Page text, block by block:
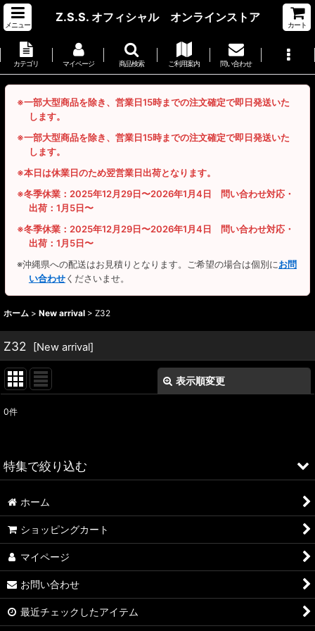
メニュー
Z.S.S. オフィシャル オンラインストア
カート
カテゴリ マイページ 商品検索 ご利用案内 問い合わせ
※一部大型商品を除き、営業日15時までの注文確定で即日発送いた
します。
※一部大型商品を除き、営業日15時までの注文確定で即日発送いた
します。
※本日は休業日のため翌営業日出荷となります。
※冬季休業：2025年12月29日〜2026年1月4日 問い合わせ対応・
出荷：1月5日〜
※冬季休業：2025年12月29日〜2026年1月4日 問い合わせ対応・
出荷：1月5日〜
※沖縄県への配送はお見積りとなります。ご希望の場合は個別にお問
い合わせくださいませ。
ホーム > New arrival > Z32
Z32 [New arrival]
表示順変更
並び順:
0件
特集で絞り込む
ALFA ROMEO > 156
ALFA ROMEO > 147
ALFA ROMEO > 159
A4
ホーム
ショッピングカート
マイページ
お問い合わせ
最近チェックしたアイテム